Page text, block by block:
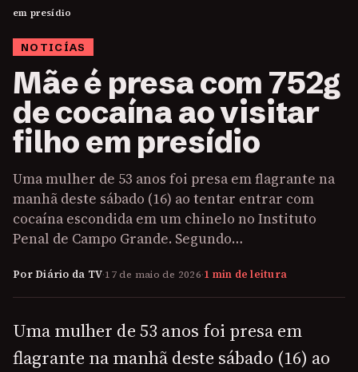
em presídio
NOTICÍAS
Mãe é presa com 752g
de cocaína ao visitar
filho em presídio
Uma mulher de 53 anos foi presa em flagrante na
manhã deste sábado (16) ao tentar entrar com
cocaína escondida em um chinelo no Instituto
Penal de Campo Grande. Segundo…
Por Diário da TV·17 de maio de 2026·1 min de leitura
Uma mulher de 53 anos foi presa em
flagrante na manhã deste sábado (16) ao